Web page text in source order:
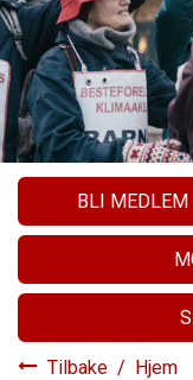
BLI MEDLEM
Tilbake / Hjem